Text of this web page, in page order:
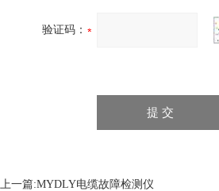
验证码：
上一篇:MYDLY电缆故障检测仪